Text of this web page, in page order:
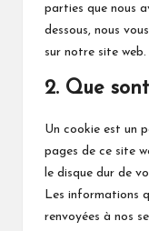
parties que nous
dessous, nous
sur notre site web.
2. Que
Un cookie est un
pages de ce site
le disque dur de
Les informations
renvoyées à nos